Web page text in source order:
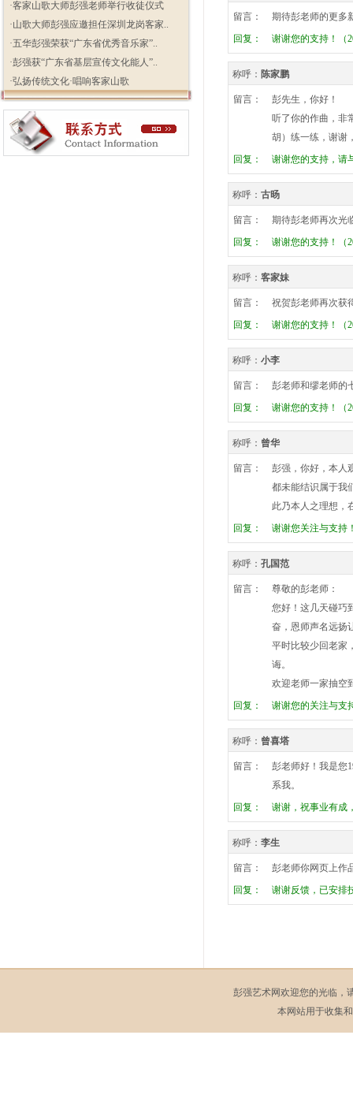
·客家山歌大师彭强老师举行收徒仪式
·山歌大师彭强应邀担任深圳龙岗客家..
·五华彭强荣获“广东省优秀音乐家”..
·彭强获“广东省基层宣传文化能人”..
·弘扬传统文化·唱响客家山歌
留言：
期待彭老师的更多
回复：
谢谢您的支持！（
称呼： 陈家鹏
留言：
彭先生，你好！
听了你的作曲，非
胡）练一练，谢谢
回复：
谢谢您的支持，请
称呼： 古旸
留言：
期待彭老师再次光
回复：
谢谢您的支持！（
称呼： 客家妹
留言：
祝贺彭老师再次获
回复：
谢谢您的支持！（
称呼： 小李
留言：
彭老师和缪老师的
回复：
谢谢您的支持！（
称呼： 曾华
留言：
彭强，你好，本人
都未能结识属于我
此乃本人之理想，
回复：
谢谢您关注与支持
称呼： 孔国范
留言：
尊敬的彭老师：
您好！这几天碰巧
奋，恩师声名远扬
平时比较少回老家
诲。
欢迎老师一家抽空
回复：
谢谢您的关注与支
称呼： 曾喜塔
留言：
彭老师好！我是您
系我。
回复：
谢谢，祝事业有成
称呼： 李生
留言：
彭老师你网页上作
回复：
谢谢反馈，已安排
彭强艺术网欢迎您的光临，
本网站用于收集